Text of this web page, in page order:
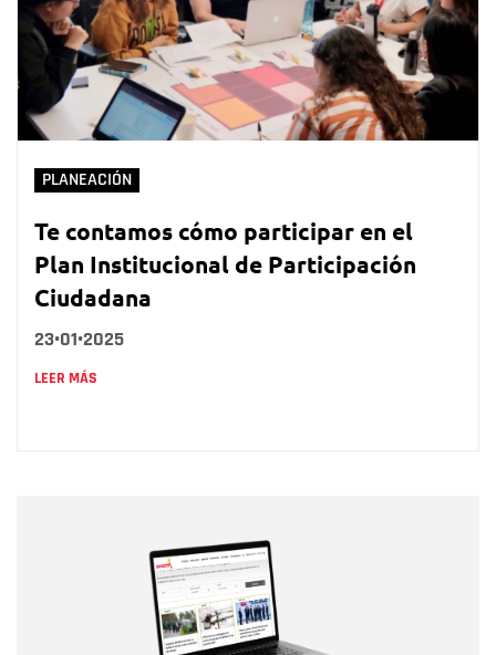
PLANEACIÓN
Te contamos cómo participar en el
Plan Institucional de Participación
Ciudadana
23•01•2025
LEER MÁS
Correo electrónico